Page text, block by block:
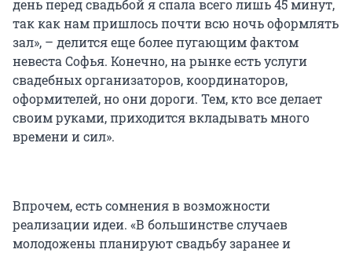
день перед свадьбой я спала всего лишь 45 минут,
так как нам пришлось почти всю ночь оформлять
зал», – делится еще более пугающим фактом
невеста Софья. Конечно, на рынке есть услуги
свадебных организаторов, координаторов,
оформителей, но они дороги. Тем, кто все делает
своим руками, приходится вкладывать много
времени и сил».
Впрочем, есть сомнения в возможности
реализации идеи. «В большинстве случаев
молодожены планируют свадьбу заранее и